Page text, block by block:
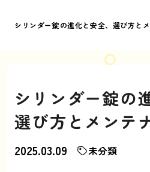
シリンダー錠の進化と安全、選び方と
シリンダー錠の
選び方とメンテ
2025.03.09 未分類